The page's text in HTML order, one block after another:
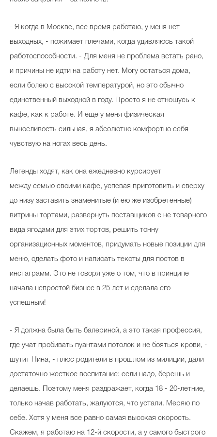
- Я когда в Москве, все время работаю, у меня нет
выходных, - пожимает плечами, когда удивляюсь такой
работоспособности. - Для меня не проблема встать рано,
и причины не идти на работу нет. Могу остаться дома,
если болею с высокой температурой, но это обычно
единственный выходной в году. Просто я не отношусь к
кафе, как к работе. И еще у меня физическая
выносливость сильная, я абсолютно комфортно себя
чувствую на ногах весь день.
Легенды ходят, как она ежедневно курсирует
между семью своими кафе, успевая приготовить и сверху
до низу заставить знаменитые (и ею же изобретенные)
витрины тортами, развернуть поставщиков с не товарного
вида ягодами для этих тортов, решить тонну
организационных моментов, придумать новые позиции для
меню, сделать фото и написать тексты для постов в
инстаграмм. Это не говоря уже о том, что в принципе
начала непростой бизнес в 25 лет и сделала его
успешным!
- Я должна была быть балериной, а это такая профессия,
где учат пробивать пуантами потолок и не бояться крови, -
шутит Нина, - плюс родители в прошлом из милиции, дали
достаточно жесткое воспитание: если надо, берешь и
делаешь. Поэтому меня раздражает, когда 18 - 20-летние,
только начав работать, жалуются, что устали. Меряю по
себе. Хотя у меня все равно самая высокая скорость.
Скажем, я работаю на 12-й скорости, а у самого быстрого